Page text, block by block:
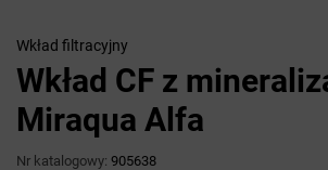
Wkład filtracyjny
Wkład CF z
Miraqua Alfa
Nr katalogowy:905638